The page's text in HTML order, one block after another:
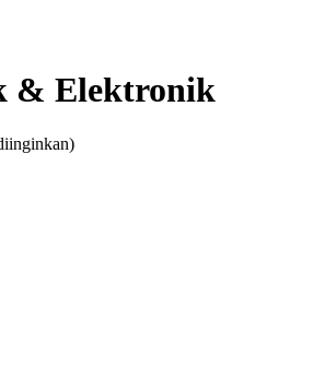
& Elektronik